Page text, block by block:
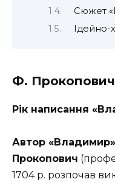
Сюжет
Ідейно-
Ф. Прокопович
Рік написання
Автор
Прокопович
1704 р. розпочав